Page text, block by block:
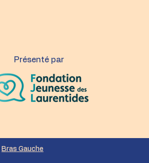
Présenté par
Bras Gauche